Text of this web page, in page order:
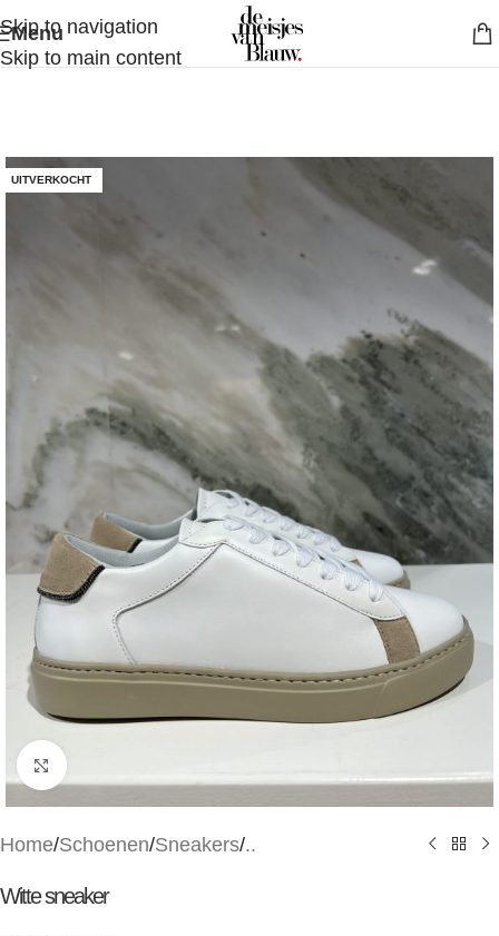
Skip to navigation
Skip to main content
Menu
UITVERKOCHT
Klik om te vergroten
Home/Schoenen/Sneakers/..
Witte sneaker